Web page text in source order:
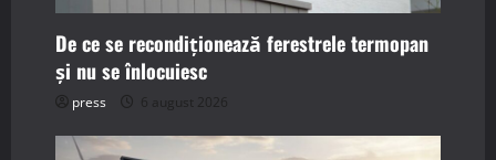
i
o
n
De ce se recondiționează ferestrele termopan
și nu se înlocuiesc
press 6 august 2026